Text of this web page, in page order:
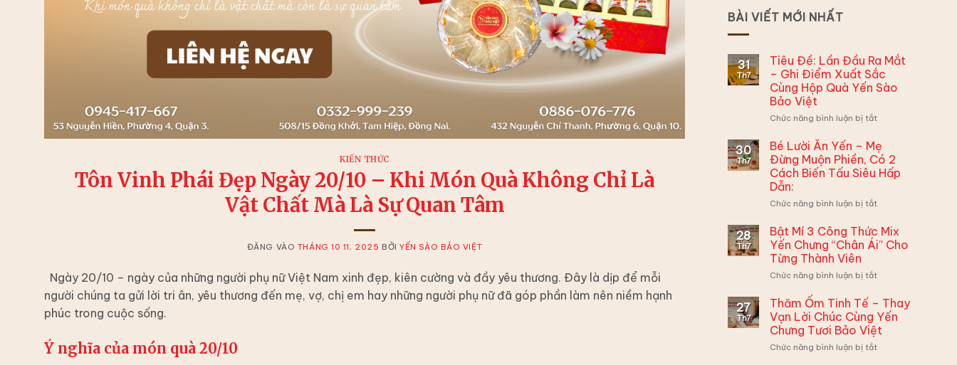
KIẾN THỨC
Tôn Vinh Phái Đẹp Ngày 20/10 – Khi Món Quà Không Chỉ Là
Vật Chất Mà Là Sự Quan Tâm
ĐĂNG VÀO THÁNG 10 11, 2025 BỞIYẾN SÀO BẢO VIỆT
Ngày 20/10 – ngày của những người phụ nữ Việt Nam xinh đẹp, kiên cường và đầy yêu thương. Đây là dịp để mỗi
người chúng ta gửi lời tri ân, yêu thương đến mẹ, vợ, chị em hay những người phụ nữ đã góp phần làm nên niềm hạnh
phúc trong cuộc sống.
Ý nghĩa của món quà 20/10
BÀI VIẾT MỚI NHẤT
31
Th7
Tiêu Đề: Lần Đầu Ra Mắt
– Ghi Điểm Xuất Sắc
Cùng Hộp Quà Yến Sào
Bảo Việt
Chức năng bình luận bị tắtở
Đề:
Lần
Đầu
Ra
–
Điểm
Xuất
Sắc
Hộp
Yến
Sào
Bảo
Việt
30
Th7
Bé Lười Ăn Yến – Mẹ
Đừng Muộn Phiền, Có 2
Cách Biến Tấu Siêu Hấp
Dẫn:
Chức năng bình luận bị tắtở
Lười
Ăn
Yến
Mẹ
Muộn
Phiền,
Có
2
Cách
28
Th7
Bật Mí 3 Công Thức Mix
Yến Chưng “Chân Ái” Cho
Từng Thành Viên
Chức năng bình luận bị tắtở
Mí
3
Công
Thức
Mix
27
Th7
Thăm Ốm Tinh Tế – Thay
Vạn Lời Chúc Cùng Yến
Chưng Tươi Bảo Việt
Chức năng bình luận bị tắtở